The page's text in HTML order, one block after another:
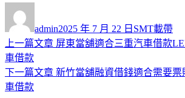
者
admin佈
日
2025 年 7 月 22 日 類
SMT載帶
文
章
導
上一篇文章 上
篇
屏東當舖適合三重汽車借款
車借款
下一篇文章 下
新竹當舖融資借錢適合需要
車借款